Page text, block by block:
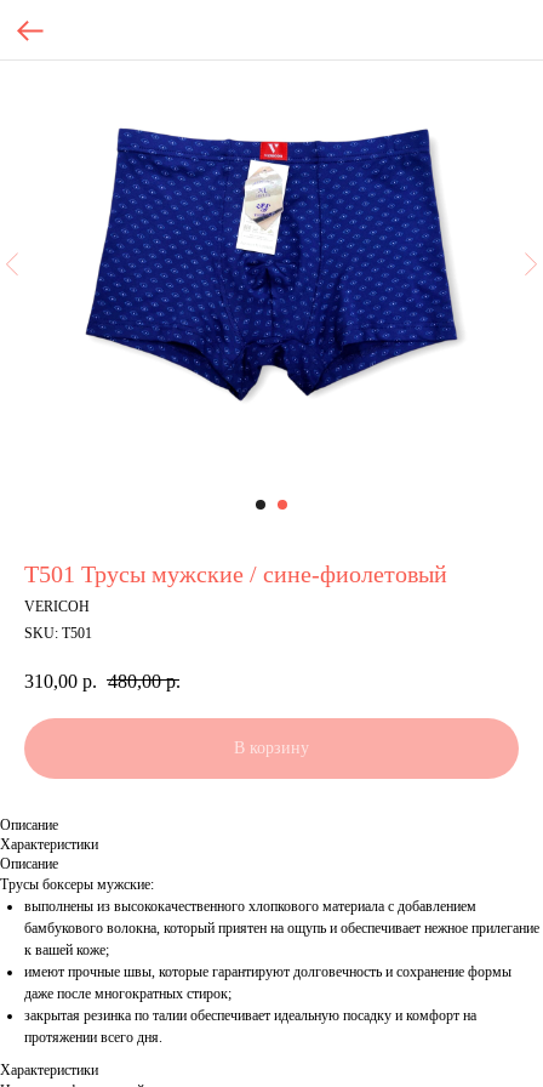
Т501 Трусы мужские / сине-фиолетовый
VERICOH
SKU: Т501
310,00 р. 480,00 р.
В корзину
Описание
Характеристики
Описание
Трусы боксеры мужские:
выполнены из высококачественного хлопкового материала с добавлением
бамбукового волокна, который приятен на ощупь и обеспечивает нежное прилегание
к вашей коже;
имеют прочные швы, которые гарантируют долговечность и сохранение формы
даже после многократных стирок;
закрытая резинка по талии обеспечивает идеальную посадку и комфорт на
протяжении всего дня.
Характеристики